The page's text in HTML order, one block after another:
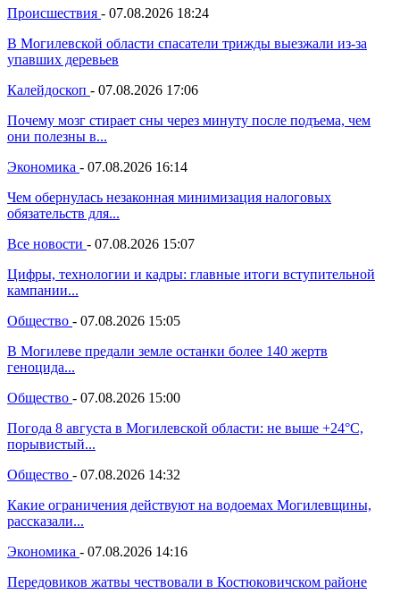
Происшествия - 07.08.2026 18:24
В Могилевской области спасатели трижды выезжали из-за
упавших деревьев
Калейдоскоп - 07.08.2026 17:06
Почему мозг стирает сны через минуту после подъема, чем
они полезны в...
Экономика - 07.08.2026 16:14
Чем обернулась незаконная минимизация налоговых
обязательств для...
Все новости - 07.08.2026 15:07
Цифры, технологии и кадры: главные итоги вступительной
кампании...
Общество - 07.08.2026 15:05
В Могилеве предали земле останки более 140 жертв
геноцида...
Общество - 07.08.2026 15:00
Погода 8 августа в Могилевской области: не выше +24°С,
порывистый...
Общество - 07.08.2026 14:32
Какие ограничения действуют на водоемах Могилевщины,
рассказали...
Экономика - 07.08.2026 14:16
Передовиков жатвы чествовали в Костюковичском районе